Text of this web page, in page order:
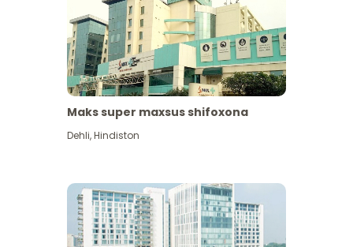
Maks super maxsus shifoxona
Dehli,Hindiston